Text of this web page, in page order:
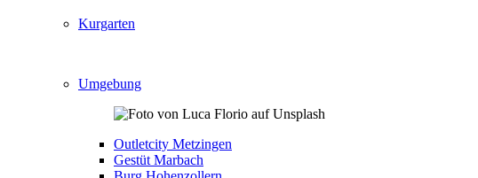
Kurgarten
Umgebung
Outletcity Metzingen
Gestüt Marbach